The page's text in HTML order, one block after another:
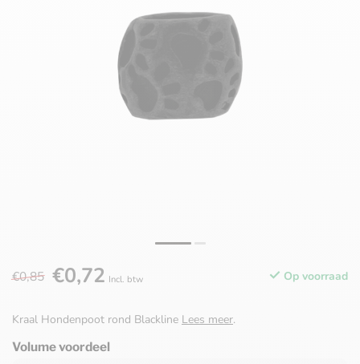
€0,85 €0,72 Incl. btw Op voorraad
Kraal Hondenpoot rond Blackline Lees meer.
Volume voordeel